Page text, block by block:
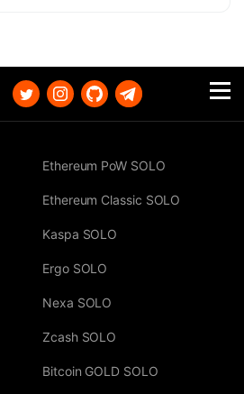
Ethereum PoW SOLO
Ethereum Classic SOLO
Kaspa SOLO
Ergo SOLO
Nexa SOLO
Zcash SOLO
Bitcoin GOLD SOLO